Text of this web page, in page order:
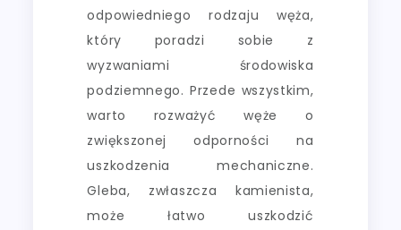
odpowiedniego rodzaju węża,
który poradzi sobie z
wyzwaniami środowiska
podziemnego. Przede wszystkim,
warto rozważyć węże o
zwiększonej odporności na
uszkodzenia mechaniczne.
Gleba, zwłaszcza kamienista,
może łatwo uszkodzić